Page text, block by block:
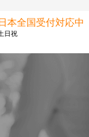
日本全国受付対応中
日祝